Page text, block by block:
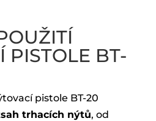
PISTOLE BT-
pistole BT-20
trhacích nýtů, od